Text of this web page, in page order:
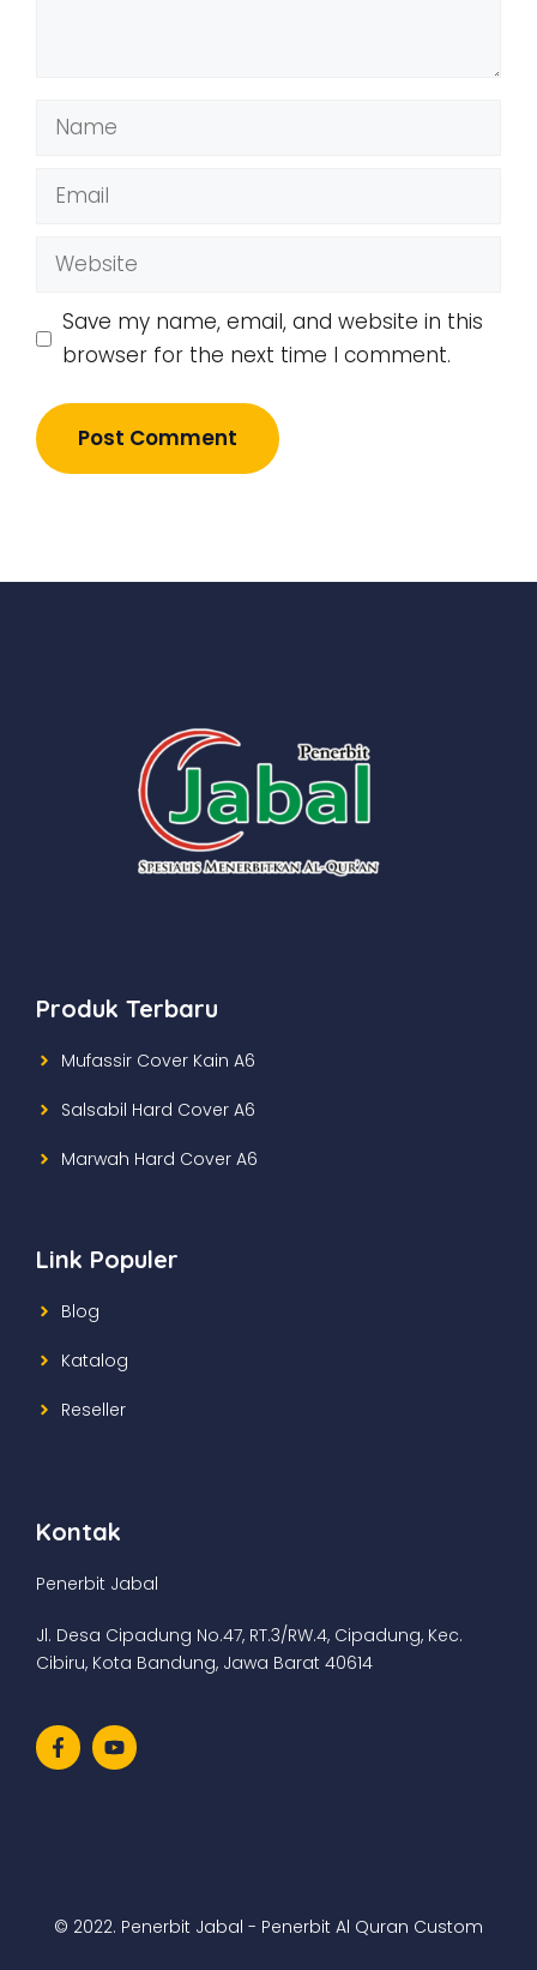
Name
Email
Website
Save my name, email, and website in this
browser for the next time I comment.
Produk Terbaru
Mufassir Cover Kain A6
Salsabil Hard Cover A6
Marwah Hard Cover A6
Link Populer
Blog
Katalog
Reseller
Kontak
Penerbit Jabal
Jl. Desa Cipadung No.47, RT.3/RW.4, Cipadung, Kec.
Cibiru, Kota Bandung, Jawa Barat 40614
© 2022. Penerbit Jabal - Penerbit Al Quran Custom